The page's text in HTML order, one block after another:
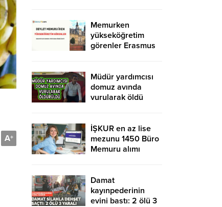
A+
Memurken
yükseköğretim
görenler Erasmus
mi?
Müdür yardımcısı
domuz avında
vurularak öldü
İŞKUR en az lise
mezunu 1450 Büro
Memuru alımı
sınavsız başvuru
Damat
kayınpederinin
evini bastı: 2 ölü 3